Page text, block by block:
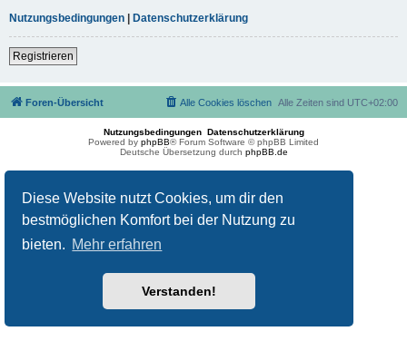
Diese Website nutzt Cookies, um dir den
bestmöglichen Komfort bei der Nutzung zu
bieten. Mehr erfahren
Verstanden!
Nutzungsbedingungen | Datenschutzerklärung
Registrieren
Foren-Übersicht Alle Zeiten sind UTC+02:00
Alle Cookies löschen
Nutzungsbedingungen Datenschutzerklärung
Powered by phpBB® Forum Software © phpBB Limited
Deutsche Übersetzung durch phpBB.de